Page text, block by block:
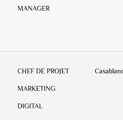
MANAGER
CHEF DE PROJET
MARKETING
DIGITAL